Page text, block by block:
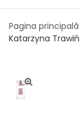
Pagina principală
Katarzyna